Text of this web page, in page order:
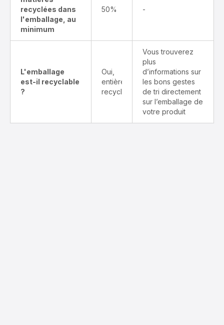
recyclées dans
l'emballage, au
minimum
50% -
L'emballage
est-il recyclable
?
Oui,
entièrement
recyclable
Vous trouverez
plus
d’informations sur
les bons gestes
de tri directement
sur l’emballage de
votre produit